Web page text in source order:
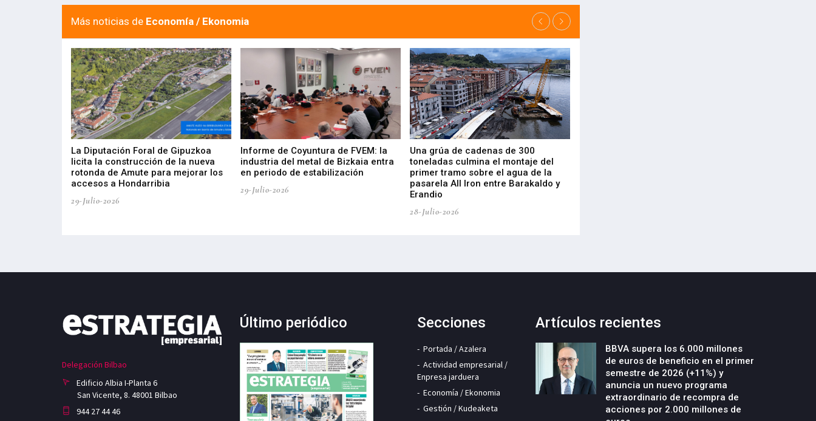
Más noticias de Economía / Ekonomia
La Diputación Foral de Gipuzkoa
licita la construcción de la nueva
rotonda de Amute para mejorar los
accesos a Hondarribia
29-Julio-2026
Informe de Coyuntura de FVEM: la
industria del metal de Bizkaia entra
en periodo de estabilización
29-Julio-2026
Una grúa de cadenas de 300
toneladas culmina el montaje del
primer tramo sobre el agua de la
pasarela All Iron entre Barakaldo y
Erandio
28-Julio-2026
Delegación Bilbao
Edificio Albia I-Planta 6
San Vicente, 8. 48001 Bilbao
944 27 44 46
Último periódico Secciones
Portada / Azalera
Actividad empresarial /
Enpresa jarduera
Economía / Ekonomia
Gestión / Kudeaketa
Artículos recientes
BBVA supera los 6.000 millones
de euros de beneficio en el primer
semestre de 2026 (+11%) y
anuncia un nuevo programa
extraordinario de recompra de
acciones por 2.000 millones de